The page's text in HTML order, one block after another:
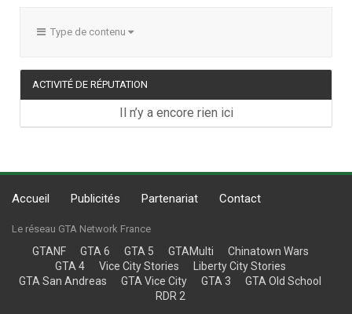
Type de contenu
ACTIVITÉ DE RÉPUTATION
Il n’y a encore rien ici
Accueil Publicités Partenariat Contact
Le réseau GTA Network France
GTANF GTA 6 GTA 5 GTAMulti
Chinatown Wars
GTA 4
Vice City Stories
Liberty City Stories
GTA San Andreas
GTA Vice City GTA 3
GTA Old School
RDR 2